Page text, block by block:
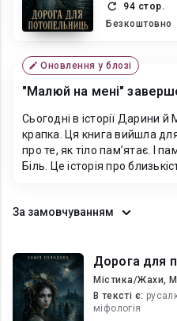
94 стор.
Безкоштовно
Оновлення у блозі
"Малюй на мені"
читання! ❤
Сьогодні в історії Дарини
крапка. Ця книга вийшла
про те, як тіло пам’ятає. І
Біль. Це історія про
За замовчуванням
Дорога для
Містика/Жахи,
В текcті є:
міфологія